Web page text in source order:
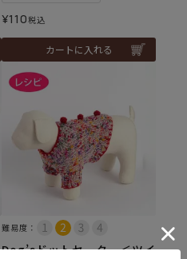
¥110税込
カートに入れる
難易度：
Dog’sドットセーター＜ツイ